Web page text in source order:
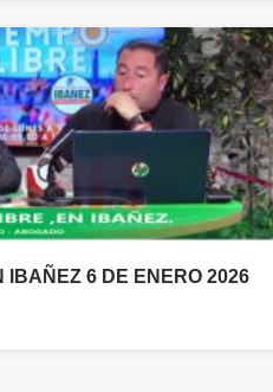
IBAÑEZ 6 DE ENERO 2026